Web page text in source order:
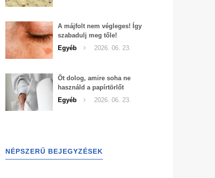
A májfolt nem végleges! Így
szabadulj meg tőle!
Egyéb
2026. 06. 23.
Öt dolog, amire soha ne
használd a papírtörlőt
Egyéb
2026. 06. 23.
NÉPSZERŰ BEJEGYZÉSEK